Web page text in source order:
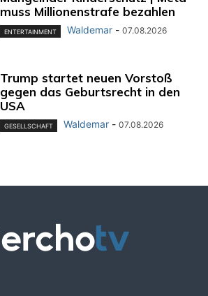
muss Millionenstrafe bezahlen
ENTERTAINMENT Waldemar - 07.08.2026
Trump startet neuen Vorstoß
gegen das Geburtsrecht in den
USA
GESELLSCHAFT Waldemar - 07.08.2026